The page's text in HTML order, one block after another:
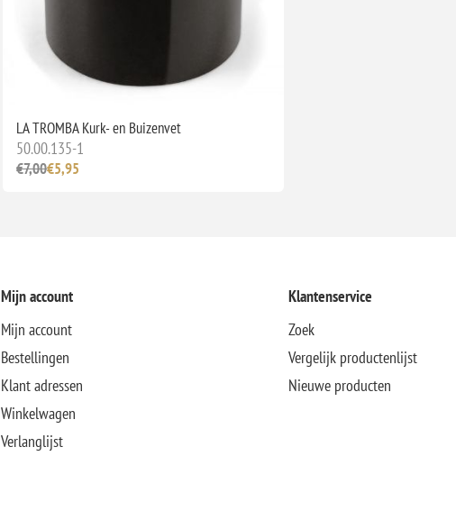
LA TROMBA Kurk- en Buizenvet
50.00.135-1
€7,00€5,95
Mijn account
Mijn account
Bestellingen
Klant adressen
Winkelwagen
Verlanglijst
Klantenservice
Zoek
Vergelijk productenlijst
Nieuwe producten